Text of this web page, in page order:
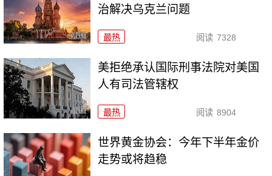
治解决乌克兰问题
最热 阅读 7328
美拒绝承认国际刑事法院对美国
人有司法管辖权
最热 阅读 8904
世界黄金协会：今年下半年金价
走势或将趋稳